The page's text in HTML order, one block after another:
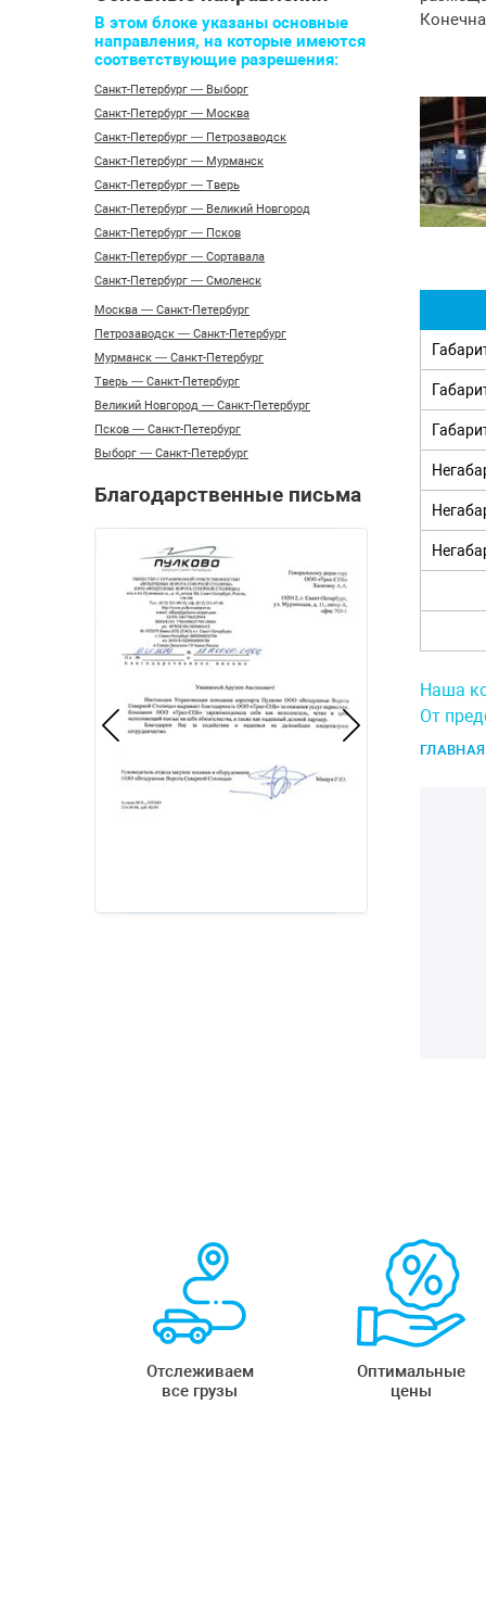
Наша
От
ГЛАВНАЯ
В этом блоке указаны основные
направления, на которые имеются
соответствующие разрешения:
Санкт-Петербург — Выборг
Санкт-Петербург — Москва
Санкт-Петербург — Петрозаводск
Санкт-Петербург — Мурманск
Санкт-Петербург — Тверь
Санкт-Петербург — Великий Новгород
Санкт-Петербург — Псков
Санкт-Петербург — Сортавала
Санкт-Петербург — Смоленск
Москва — Санкт-Петербург
Петрозаводск — Санкт-Петербург
Мурманск — Санкт-Петербург
Тверь — Санкт-Петербург
Великий Новгород — Санкт-Петербург
Псков — Санкт-Петербург
Выборг — Санкт-Петербург
Благодарственные письма
Отслеживаем
все грузы
Оптимальные
цены